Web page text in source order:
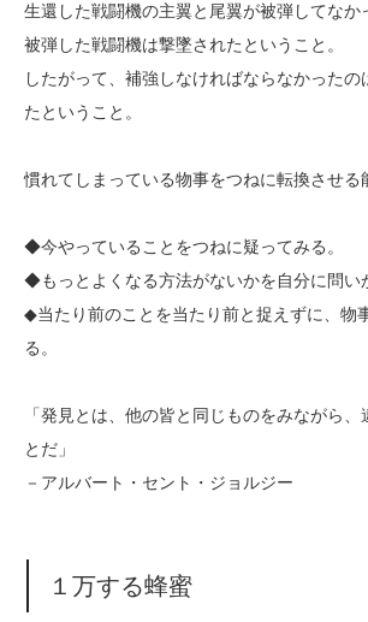
生還した戦闘機の主翼と尾翼が被弾してなか
被弾した戦闘機は撃墜されたということ。
したがって、補強しなければならなかったの
たということ。
慣れてしまっている物事をつねに転換させる
◆今やっていることをつねに疑ってみる。
◆もっとよくなる方法がないかを自分に問い
◆当たり前のことを当たり前と捉えずに、物
る。
「発見とは、他の皆と同じものをみながら、
とだ」
－アルバート・セント・ジョルジー
１万する蜂蜜